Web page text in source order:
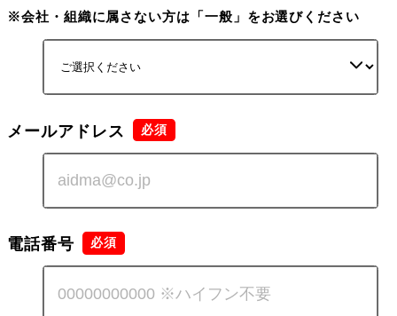
※会社・組織に属さない方は「一般」をお選びください
メールアドレス
電話番号